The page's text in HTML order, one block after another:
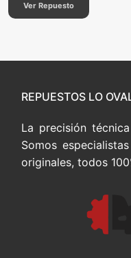
Ver Repuesto
REPUESTOS LO
La precisión
Somos
originales, todos